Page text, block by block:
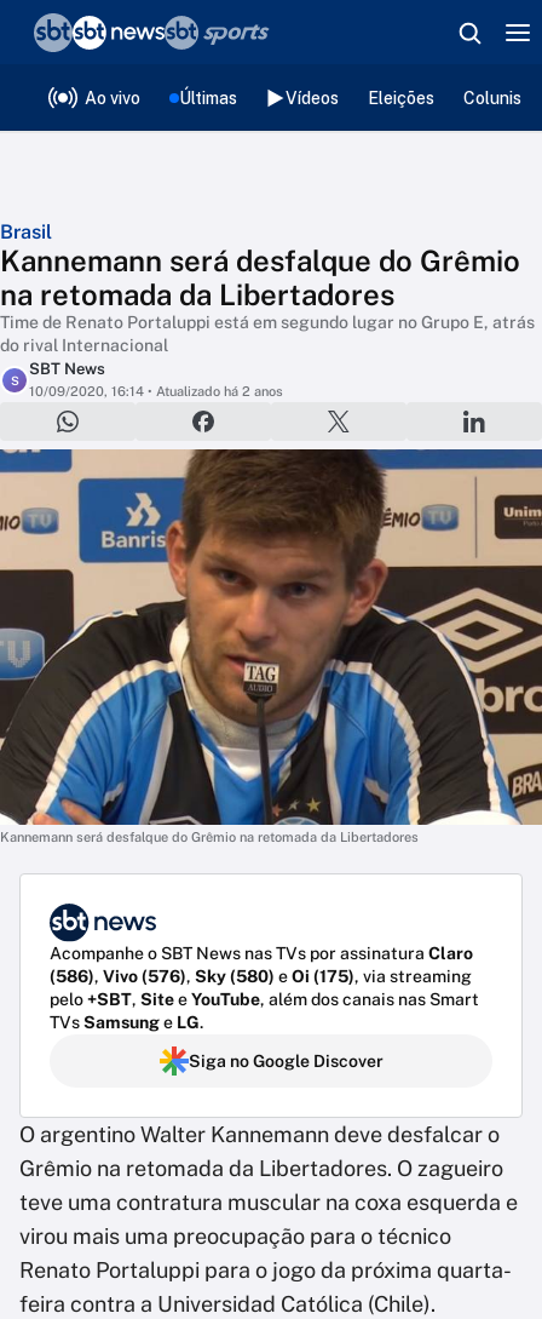
Ao vivo Últimas Vídeos Eleições
Brasil
Kannemann será desfalque do Grêmio
na retomada da Libertadores
Time de Renato Portaluppi está em segundo lugar no Grupo E, atrás
do rival Internacional
S
SBT News
10/09/2020, 16:14 • Atualizado há 2 anos
Kannemann será desfalque do Grêmio na retomada da Libertadores
Acompanhe o SBT News nas TVs por assinatura Claro
(586), Vivo (576), Sky (580) eOi (175), via streaming
pelo+SBT, SiteeYouTube, além dos canais nas Smart
TVsSamsunge LG.
Siga no Google Discover
O argentino Walter Kannemann deve desfalcar o
Grêmio na retomada da Libertadores. O zagueiro
teve uma contratura muscular na coxa esquerda e
virou mais uma preocupação para o técnico
Renato Portaluppi para o jogo da próxima quarta-
feira contra a Universidad Católica (Chile).
❮voltar
Editorias